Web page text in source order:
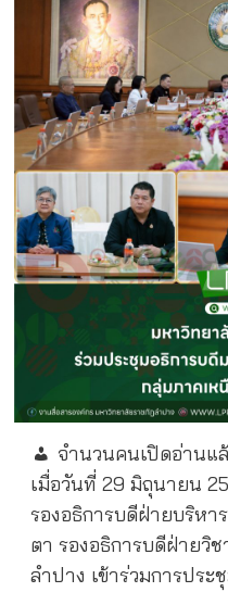
จำนวนคนเปิดอ่านแ
เมื่อวันที่ 29 มิถุนายน
รองอธิการบดีฝ่ายบริห
ตา รองอธิการบดีฝ่ายวิ
ลำปาง เข้าร่วมการปร